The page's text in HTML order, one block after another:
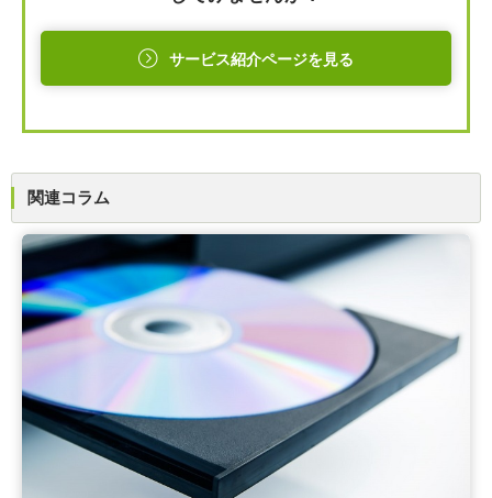
サービス紹介ページを見る
関連コラム